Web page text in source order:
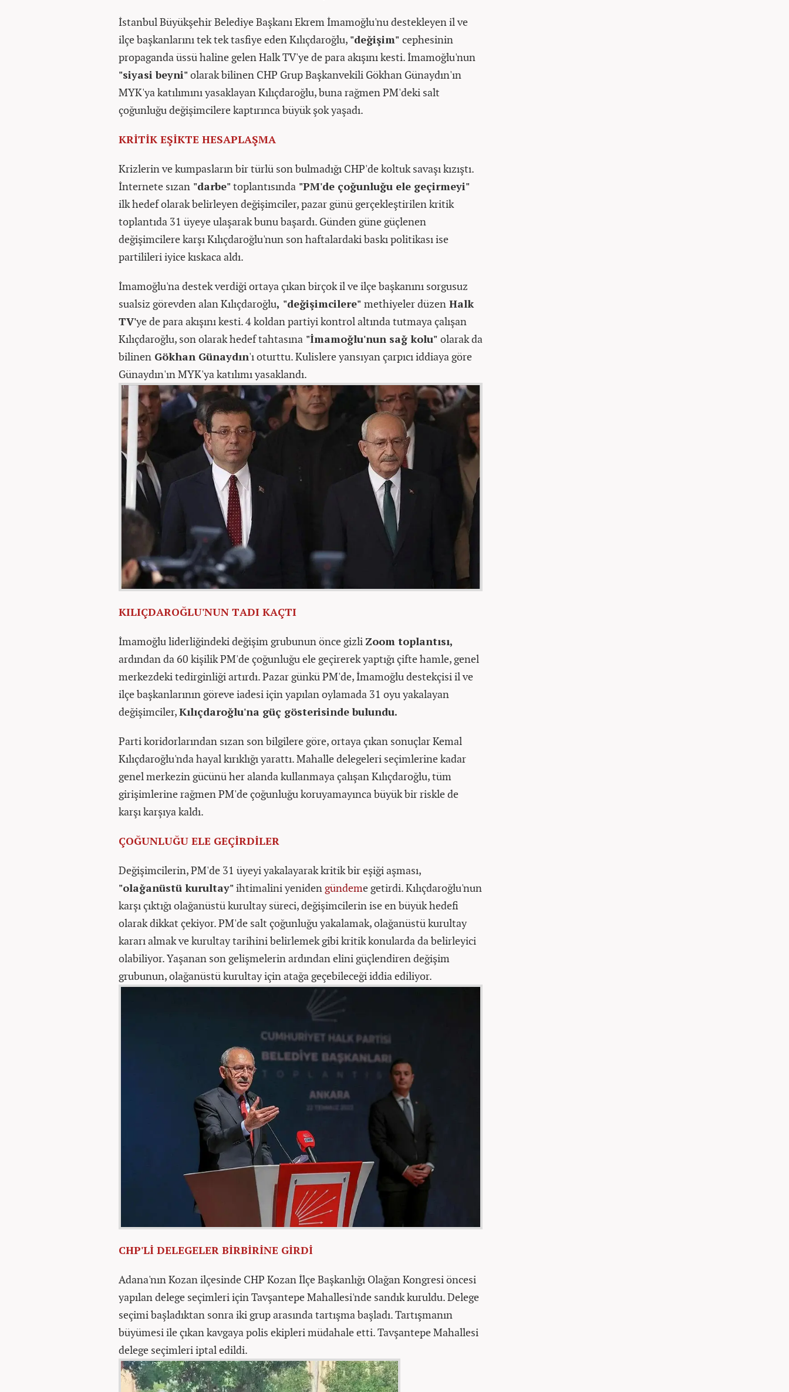
İstanbul Büyükşehir Belediye Başkanı Ekrem İmamoğlu'nu destekleyen il ve
ilçe başkanlarını tek tek tasfiye eden Kılıçdaroğlu, "değişim" cephesinin
propaganda üssü haline gelen Halk TV'ye de para akışını kesti. İmamoğlu'nun
"siyasi beyni"olarak bilinen CHP Grup Başkanvekili Gökhan Günaydın'ın
MYK'ya katılımını yasaklayan Kılıçdaroğlu, buna rağmen PM'deki salt
çoğunluğu değişimcilere kaptırınca büyük şok yaşadı.
KRİTİK EŞİKTE HESAPLAŞMA
Krizlerin ve kumpasların bir türlü son bulmadığı CHP'de koltuk savaşı kızıştı.
İnternete sızan "darbe"toplantısında "PM'de çoğunluğu ele geçirmeyi"
ilk hedef olarak belirleyen değişimciler, pazar günü gerçekleştirilen kritik
toplantıda 31 üyeye ulaşarak bunu başardı. Günden güne güçlenen
değişimcilere karşı Kılıçdaroğlu'nun son haftalardaki baskı politikası ise
partilileri iyice kıskaca aldı.
İmamoğlu'na destek verdiği ortaya çıkan birçok il ve ilçe başkanını sorgusuz
sualsiz görevden alan Kılıçdaroğlu, "değişimcilere" methiyeler düzen Halk
TV'ye de para akışını kesti. 4 koldan partiyi kontrol altında tutmaya çalışan
Kılıçdaroğlu, son olarak hedef tahtasına "İmamoğlu'nun sağ kolu" olarak da
bilinen Gökhan Günaydın'ı oturttu. Kulislere yansıyan çarpıcı iddiaya göre
Günaydın'ın MYK'ya katılımı yasaklandı.
KILIÇDAROĞLU'NUN TADI KAÇTI
İmamoğlu liderliğindeki değişim grubunun önce gizli Zoom toplantısı,
ardından da 60 kişilik PM'de çoğunluğu ele geçirerek yaptığı çifte hamle, genel
merkezdeki tedirginliği artırdı. Pazar günkü PM'de, İmamoğlu destekçisi il ve
ilçe başkanlarının göreve iadesi için yapılan oylamada 31 oyu yakalayan
değişimciler,Kılıçdaroğlu'na güç gösterisinde bulundu.
Parti koridorlarından sızan son bilgilere göre, ortaya çıkan sonuçlar Kemal
Kılıçdaroğlu'nda hayal kırıklığı yarattı. Mahalle delegeleri seçimlerine kadar
genel merkezin gücünü her alanda kullanmaya çalışan Kılıçdaroğlu, tüm
girişimlerine rağmen PM'de çoğunluğu koruyamayınca büyük bir riskle de
karşı karşıya kaldı.
ÇOĞUNLUĞU ELE GEÇİRDİLER
Değişimcilerin, PM'de 31 üyeyi yakalayarak kritik bir eşiği aşması,
"olağanüstü kurultay"ihtimalini yeniden gündeme getirdi. Kılıçdaroğlu'nun
karşı çıktığı olağanüstü kurultay süreci, değişimcilerin ise en büyük hedefi
olarak dikkat çekiyor. PM'de salt çoğunluğu yakalamak, olağanüstü kurultay
kararı almak ve kurultay tarihini belirlemek gibi kritik konularda da belirleyici
olabiliyor. Yaşanan son gelişmelerin ardından elini güçlendiren değişim
grubunun, olağanüstü kurultay için atağa geçebileceği iddia ediliyor.
CHP'Lİ DELEGELER BİRBİRİNE GİRDİ
Adana'nın Kozan ilçesinde CHP Kozan İlçe Başkanlığı Olağan Kongresi öncesi
yapılan delege seçimleri için Tavşantepe Mahallesi'nde sandık kuruldu. Delege
seçimi başladıktan sonra iki grup arasında tartışma başladı. Tartışmanın
büyümesi ile çıkan kavgaya polis ekipleri müdahale etti. Tavşantepe Mahallesi
delege seçimleri iptal edildi.